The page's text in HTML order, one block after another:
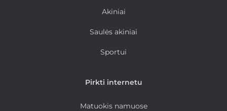
Akiniai
Saulės akiniai
Sportui
Pirkti internetu
Matuokis namuose